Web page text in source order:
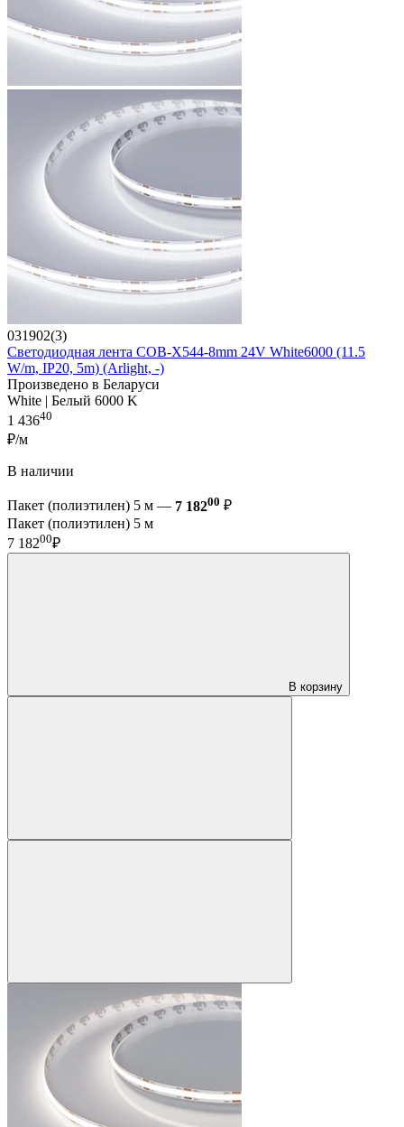
031902(3)
Светодиодная лента COB-X544-8mm 24V White6000 (11.5
W/m, IP20, 5m) (Arlight, -)
Произведено в Беларуси
White | Белый 6000 K
1 43640
₽/м
В наличии
Пакет (полиэтилен) 5 м — 7 18200 ₽
Пакет (полиэтилен) 5 м
7 18200₽
В корзину